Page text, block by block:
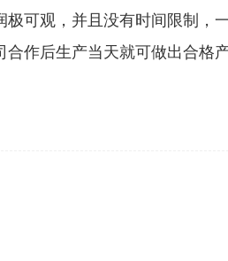
可观，并且没有时间限制
作后生产当天就可做出合